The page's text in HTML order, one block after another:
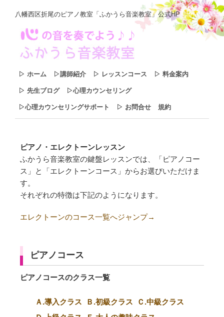
八幡西区折尾のピアノ教室「ふかうら音楽教室」公式HP
▷ ホーム ▷講師紹介 ▷ レッスンコース ▷ 料金案内
▷ 先生ブログ ▷心理カウンセリング
▷心理カウンセリングサポート ▷ お問合せ 規約
ピアノ・エレクトーンレッスン
ふかうら音楽教室の鍵盤レッスンでは、「ピアノコー
ス」と「エレクトーンコース」からお選びいただけま
す。
それぞれの特徴は下記のようになります。
エレクトーンのコース一覧へジャンプ→
ピアノコース
ピアノコースのクラス一覧
Ａ .導入クラス Ｂ .初級クラス Ｃ .中級クラス